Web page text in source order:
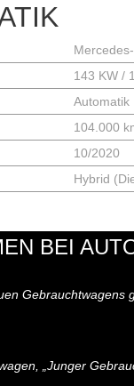
143 KW /
Automatik
104.000
10/2020
Hybrid
BEI
Gebrauchtwagens
„Junger